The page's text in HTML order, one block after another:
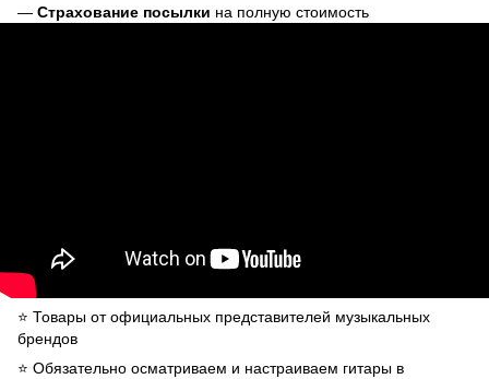
— Страхование посылки на полную стоимость
⭐️ Товары от официальных представителей музыкальных
брендов
⭐️ Обязательно осматриваем и настраиваем гитары в